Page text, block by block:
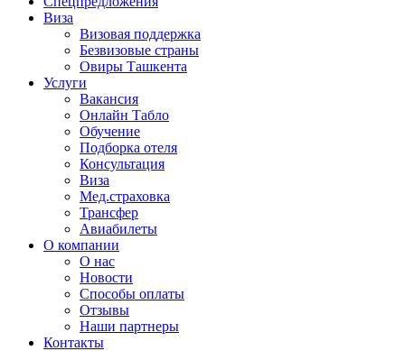
Виза
Визовая поддержка
Безвизовые страны
Овиры Ташкента
Услуги
Вакансия
Онлайн Табло
Обучение
Подборка отеля
Консультация
Виза
Мед.страховка
Трансфер
Авиабилеты
О компании
О нас
Новости
Способы оплаты
Отзывы
Наши партнеры
Контакты